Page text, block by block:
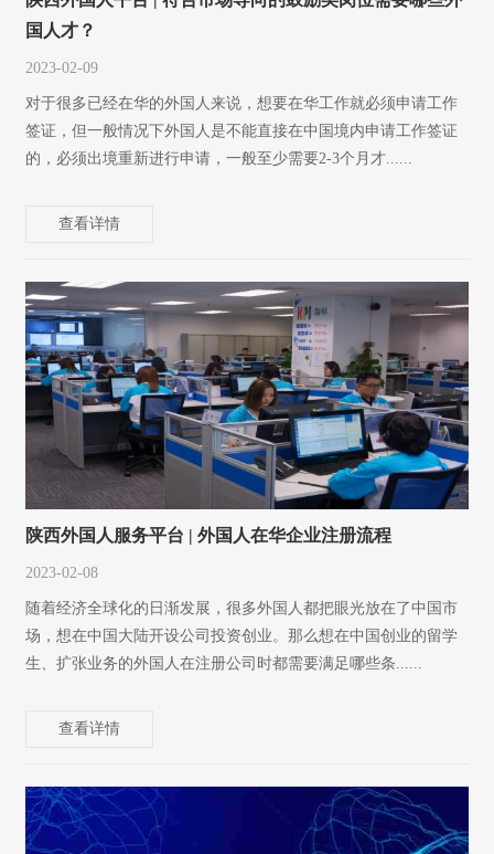
国人才？
2023-02-09
对于很多已经在华的外国人来说，想要在华工作就必须申请工作
签证，但一般情况下外国人是不能直接在中国境内申请工作签证
的，必须出境重新进行申请，一般至少需要2-3个月才......
查看详情
陕西外国人服务平台 | 外国人在华企业注册流程
2023-02-08
随着经济全球化的日渐发展，很多外国人都把眼光放在了中国市
场，想在中国大陆开设公司投资创业。那么想在中国创业的留学
生、扩张业务的外国人在注册公司时都需要满足哪些条......
查看详情